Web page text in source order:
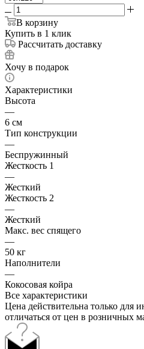
В корзину
Купить в 1 клик
Рассчитать доставку
Хочу в подарок
Характеристики
Высота
—
6 см
Тип конструкции
—
Беспружинный
Жесткость 1
—
Жесткий
Жесткость 2
—
Жесткий
Макс. вес спящего
—
50 кг
Наполнители
—
Кокосовая койра
Все характеристики
Цена действительна только для
отличаться от цен в розничных